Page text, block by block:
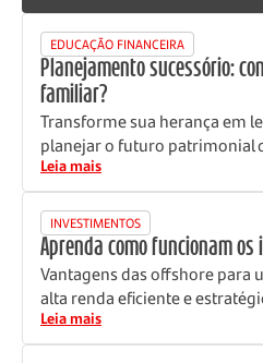
EDUCAÇÃO FINANCEIRA
Planejamento sucessório:
familiar?
Transforme sua herança em
planejar o futuro patrimonial
Leia mais
INVESTIMENTOS
Aprenda como funcionam
Vantagens das offshore para
alta renda eficiente e
Leia mais